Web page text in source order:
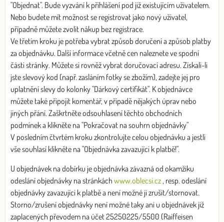
"Objednat". Bude vyzvání k přihlášení pod již existujícím uživatelem.
Nebo budete mít možnost se registrovat jako nový uživatel,
případně můžete zvolit nákup bez registrace.
Ve třetím kroku je potřeba vybrat způsob doručení a způsob platby
za objednávku. Další informace včetně cen naleznete ve spodní
části stránky. Můžete si rovněž vybrat doručovací adresu. Získali-li
jste slevový kod (např. zasláním fotky se zbožím), zadejte jej pro
uplatnění slevy do kolonky "Dárkový certifikát". K objednávce
můžete také připojit komentář, v případě nějakých úprav nebo
jiných přání. Zaškrtněte odsouhlasení těchto obchodních
podmínek a klikněte na "Pokračovat na souhrn objednávky"
V posledním čtvrtém kroku zkontrolujte celou objednávku a jestli
vše souhlasí klikněte na "Objednávka zavazujíci k platbě!".
U objednávek na dobírku je objednávka závazná od okamžiku
odeslání objednávky na stránkách www.oblecsi.cz, resp. odeslání
objednávky zavazujíci k platbě a není možné ji zrušit/stornovat.
Storno/zrušení objednávky není možné taky ani u objednávek již
zaplacených převodem na účet 25250225/5500 (Raiffeisen